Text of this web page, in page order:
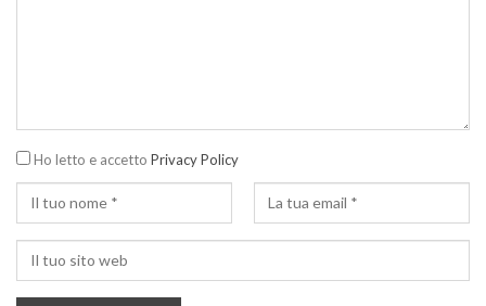
Ho letto e accetto Privacy Policy